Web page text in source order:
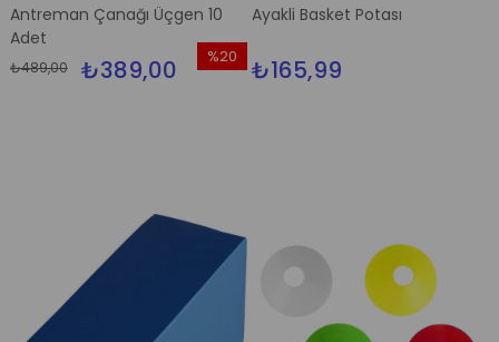
Antreman Çanağı Üçgen 10
Adet
₺389,00
₺489,00
%20
Ayakli Basket Potası
₺165,99